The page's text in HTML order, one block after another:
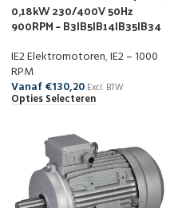
0,18kW 230/400V 50Hz
900RPM – B3|B5|B14|B35|B34
IE2 Elektromotoren,IE2 – 1000
RPM
Vanaf€130,20 Excl. BTW
Opties Selecteren